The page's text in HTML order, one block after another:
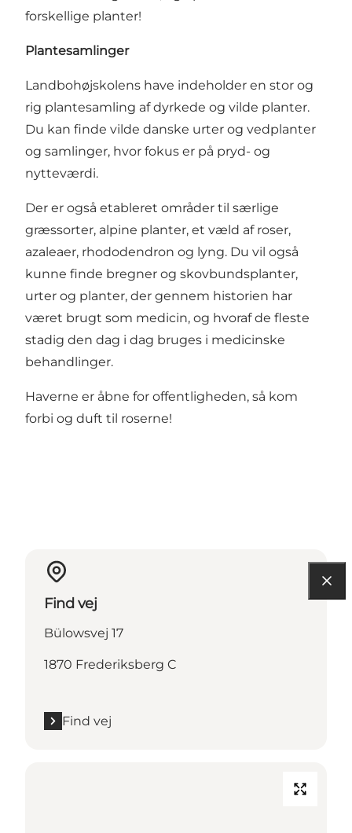
forskellige planter!
Plantesamlinger
Landbohøjskolens have indeholder en stor og
rig plantesamling af dyrkede og vilde planter.
Du kan finde vilde danske urter og vedplanter
og samlinger, hvor fokus er på pryd- og
nytteværdi.
Der er også etableret områder til særlige
græssorter, alpine planter, et væld af roser,
azaleaer, rhododendron og lyng. Du vil også
kunne finde bregner og skovbundsplanter,
urter og planter, der gennem historien har
været brugt som medicin, og hvoraf de fleste
stadig den dag i dag bruges i medicinske
behandlinger.
Haverne er åbne for offentligheden, så kom
forbi og duft til roserne!
Find vej
Bülowsvej 17
1870 Frederiksberg C
Find vej